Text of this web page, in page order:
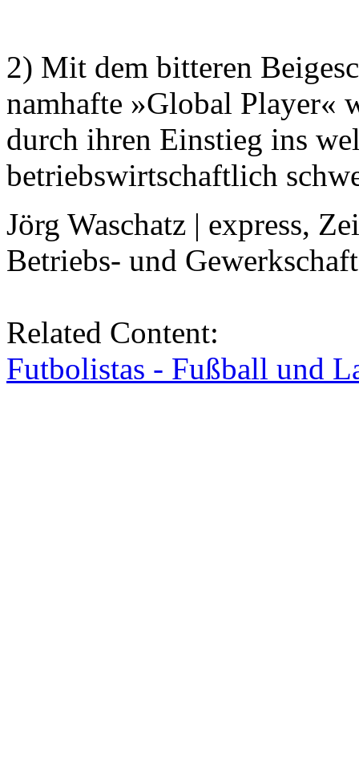
2) Mit dem bitteren
namhafte »Global Player«
durch ihren Einstieg ins
betriebswirtschaftlich
Jörg Waschatz | express,
Betriebs- und
Related Content:
Futbolistas - Fußball und